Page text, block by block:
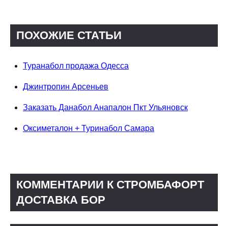
ПОХОЖИЕ СТАТЬИ
Туранабол продажа Одесса
Джинтропин Арсеньев
Заказать Данабол Анапалон Пкт Ульяновск
Оксиметалон + Туринабол Самара
КОММЕНТАРИИ К СТРОМБАФОРТ
ДОСТАВКА БОР